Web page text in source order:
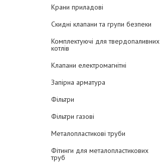
Крани приладові
Скидні клапани та групи безпеки
Комплектуючі для твердопаливних
котлів
Клапани електромагнітні
Запірна арматура
Фільтри
Фільтри газові
Металопластикові труби
Фітинги для металопластикових
труб